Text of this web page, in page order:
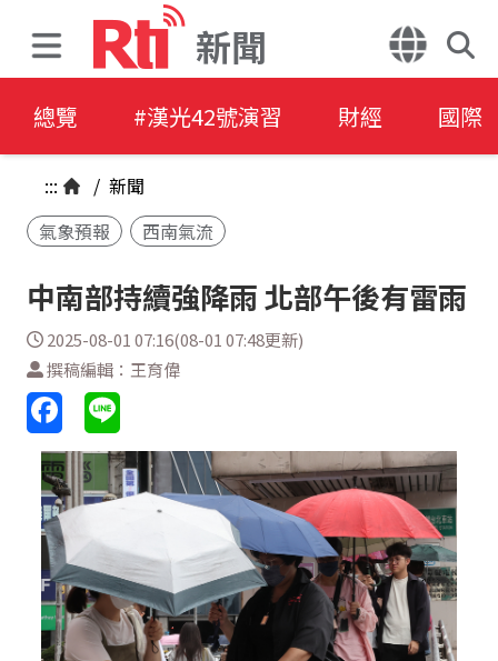
新聞
總覽 #漢光42號演習 財經 國際
::: / 新聞
氣象預報
西南氣流
中南部持續強降雨 北部午後有雷雨
2025-08-01 07:16(08-01 07:48更新)
撰稿編輯：王育偉